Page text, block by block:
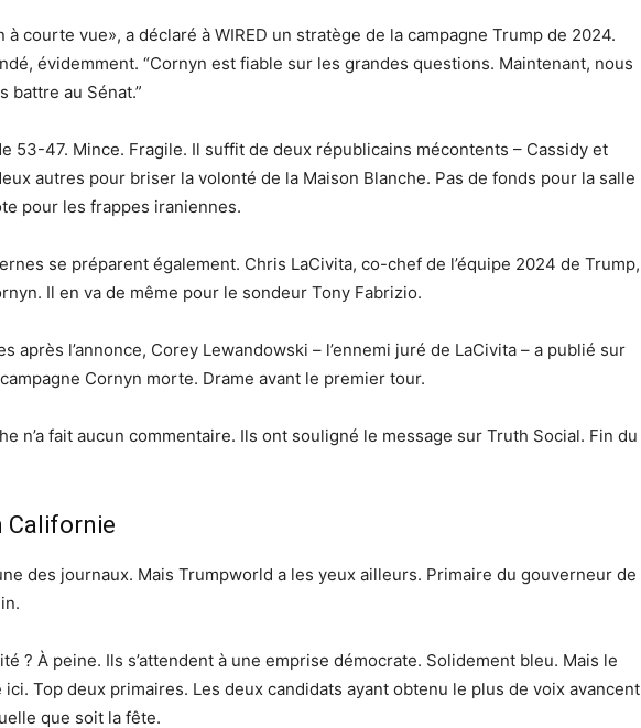
à courte vue», a déclaré à WIRED un stratège de la campagne Trump de 2024.
évidemment. “Cornyn est fiable sur les grandes questions. Maintenant, nous
battre au Sénat.”
53-47. Mince. Fragile. Il suffit de deux républicains mécontents – Cassidy et
autres pour briser la volonté de la Maison Blanche. Pas de fonds pour la salle
pour les frappes iraniennes.
se préparent également. Chris LaCivita, co-chef de l’équipe 2024 de Trump,
Il en va de même pour le sondeur Tony Fabrizio.
après l’annonce, Corey Lewandowski – l’ennemi juré de LaCivita – a publié sur
Cornyn morte. Drame avant le premier tour.
n’a fait aucun commentaire. Ils ont souligné le message sur Truth Social. Fin du
Californie
des journaux. Mais Trumpworld a les yeux ailleurs. Primaire du gouverneur de
? À peine. Ils s’attendent à une emprise démocrate. Solidement bleu. Mais le
ici. Top deux primaires. Les deux candidats ayant obtenu le plus de voix avancent
que soit la fête.